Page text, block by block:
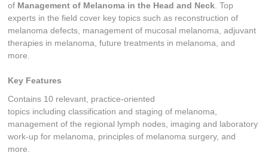
of Management of Melanoma in the Head and Neck. Top
experts in the field cover key topics such as reconstruction of
melanoma defects, management of mucosal melanoma, adjuvant
therapies in melanoma, future treatments in melanoma, and
more.
Key Features
Contains 10 relevant, practice-oriented
topics including classification and staging of melanoma,
management of the regional lymph nodes, imaging and laboratory
work-up for melanoma, principles of melanoma surgery, and
more.